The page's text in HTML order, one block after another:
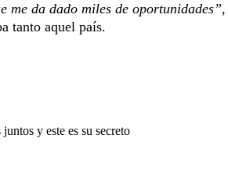
me da dado miles de oportunidades”,
tanto aquel país.
y este es su secreto